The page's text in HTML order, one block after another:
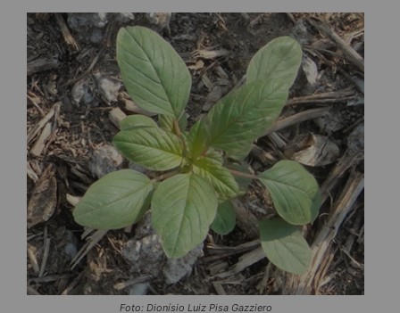
Foto: Dionísio Luiz Pisa Gazziero